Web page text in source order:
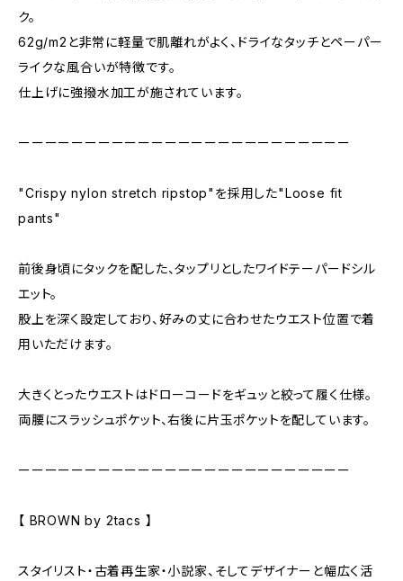
ク。
62g/m2と非常に軽量で肌離れがよく、ドライなタッチとペーパー
ライクな風合いが特徴です。
仕上げに強撥水加工が施されています。
ーーーーーーーーーーーーーーーーーーーーーーーーー
"Crispy nylon stretch ripstop"を採用した"Loose fit
pants"
前後身頃にタックを配した、タップリとしたワイドテーパードシル
エット。
股上を深く設定しており、好みの丈に合わせたウエスト位置で着
用いただけます。
大きくとったウエストはドローコードをギュッと絞って履く仕様。
両腰にスラッシュポケット、右後に片玉ポケットを配しています。
ーーーーーーーーーーーーーーーーーーーーーーーーー
【 BROWN by 2tacs 】
スタイリスト・古着再生家・小説家、そしてデザイナーと幅広く活